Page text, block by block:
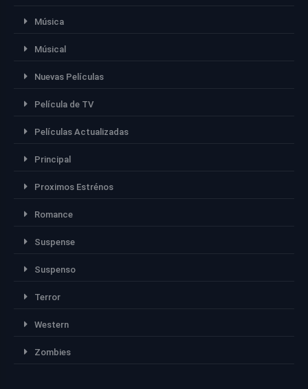
Música
Músical
Nuevas Películas
Película de TV
Películas Actualizadas
Principal
Proximos Estrénos
Romance
Suspense
Suspenso
Terror
Western
Zombies